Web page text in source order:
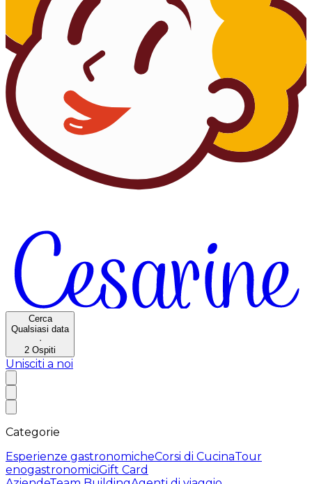
Cerca
Qualsiasi data
·
2 Ospiti
Unisciti a noi
Categorie
Esperienze gastronomicheCorsi di CucinaTour
enogastronomiciGift Card